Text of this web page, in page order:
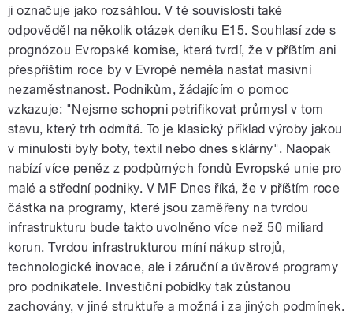
ji označuje jako rozsáhlou. V té souvislosti také
odpověděl na několik otázek deníku E15. Souhlasí zde s
prognózou Evropské komise, která tvrdí, že v příštím ani
přespříštím roce by v Evropě neměla nastat masivní
nezaměstnanost. Podnikům, žádajícím o pomoc
vzkazuje: "Nejsme schopni petrifikovat průmysl v tom
stavu, který trh odmítá. To je klasický příklad výroby jakou
v minulosti byly boty, textil nebo dnes sklárny". Naopak
nabízí více peněz z podpůrných fondů Evropské unie pro
malé a střední podniky. V MF Dnes říká, že v příštím roce
částka na programy, které jsou zaměřeny na tvrdou
infrastrukturu bude takto uvolněno více než 50 miliard
korun. Tvrdou infrastrukturou míní nákup strojů,
technologické inovace, ale i záruční a úvěrové programy
pro podnikatele. Investiční pobídky tak zůstanou
zachovány, v jiné struktuře a možná i za jiných podmínek.